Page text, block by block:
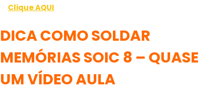
Clique AQUI
DICA COMO SOLDAR
MEMÓRIAS SOIC 8 – QUASE
UM VÍDEO AULA